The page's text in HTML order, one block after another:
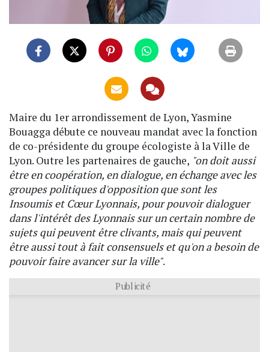
Maire du 1er arrondissement de Lyon, Yasmine
Bouagga débute ce nouveau mandat avec la fonction
de co-présidente du groupe écologiste à la Ville de
Lyon. Outre les partenaires de gauche, "on doit aussi
être en coopération, en dialogue, en échange avec les
groupes politiques d'opposition que sont les
Insoumis et Cœur Lyonnais, pour pouvoir dialoguer
dans l'intérêt des Lyonnais sur un certain nombre de
sujets qui peuvent être clivants, mais qui peuvent
être aussi tout à fait consensuels et qu'on a besoin de
pouvoir faire avancer sur la ville".
Publicité